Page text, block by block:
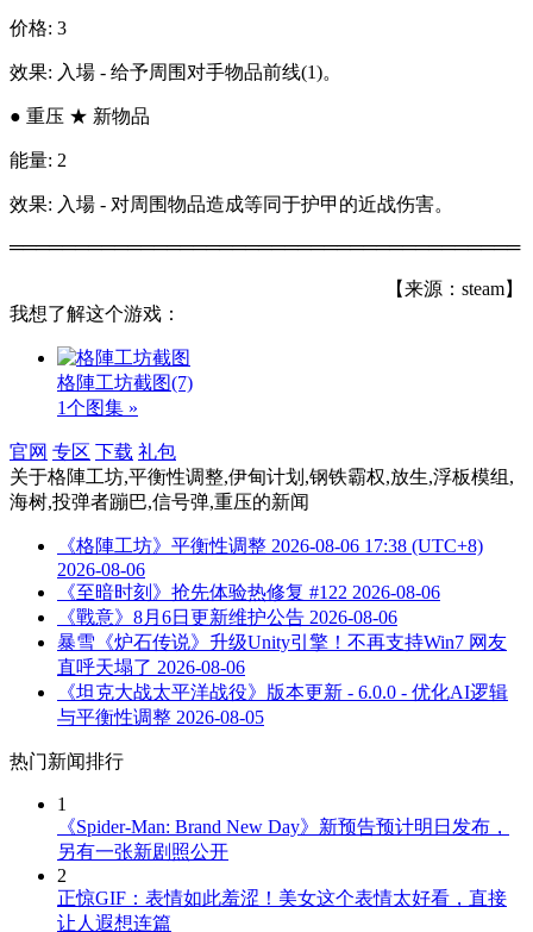
价格: 3
效果: 入場 - 给予周围对手物品前线(1)。
● 重压 ★ 新物品
能量: 2
效果: 入場 - 对周围物品造成等同于护甲的近战伤害。
═══════════════════════════════════════
【来源：steam】
我想了解这个游戏：
格陣工坊截图(7)
1个图集 »
官网 专区 下载 礼包
关于格陣工坊,平衡性调整,伊甸计划,钢铁霸权,放生,浮板模组,
海树,投弹者蹦巴,信号弹,重压的新闻
《格陣工坊》平衡性调整 2026-08-06 17:38 (UTC+8)
2026-08-06
《至暗时刻》抢先体验热修复 #122 2026-08-06
《戰意》8月6日更新维护公告 2026-08-06
暴雪《炉石传说》升级Unity引擎！不再支持Win7 网友
直呼天塌了 2026-08-06
《坦克大战太平洋战役》版本更新 - 6.0.0 - 优化AI逻辑
与平衡性调整 2026-08-05
热门新闻排行
1
《Spider-Man: Brand New Day》新预告预计明日发布，
另有一张新剧照公开
2
正惊GIF：表情如此羞涩！美女这个表情太好看，直接
让人遐想连篇